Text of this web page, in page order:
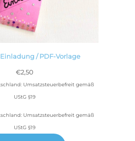
Einladung / PDF-Vorlage
€2,50
Umsatzsteuerbefreit gemäß
UStG §19
Umsatzsteuerbefreit gemäß
UStG §19